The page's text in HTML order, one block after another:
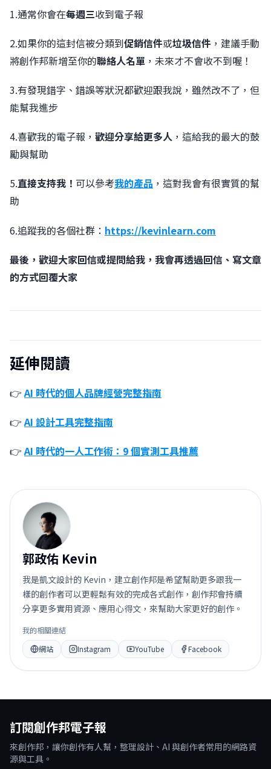
1.通常你會在每週三收到電子報
2.如果你的這封信被分類到促銷信件或垃圾信件 ，建議手動
將創作邦新增至你的聯絡人名單 ，未來才不會收不到喔！
3.有發現錯字、錯誤等狀況都歡迎跟我說，雖然改不了，但
能幫我進步
4.喜歡我的電子報， 歡迎分享給更多人 ，這給我的最大的鼓
勵與幫助
5.直接支持我！ 可以參考我的產品 ，這對我會有很實質的幫
助
6.追蹤我的各個社群： https://kevinlearn.com
最後，歡迎大家回信或提問給我，我會再透過回信、寫文章
的方式回覆大家
延伸閱讀
👉AI 時代的個人品牌經營完整指南
👉AI 設計工具完整指南
👉AI 時代的一人工作術：9 個實測工具推薦
郭
郭政佑 Kevin
我是凱文設計的 Kevin，建立創作邦是希望幫助更多跟我一
樣的創作者可以更輕鬆有效的完成各式創作，創作邦會持續
分享更多實用資源、應用心得文，來幫助大家更好的創作。
我的相關連結
網站
Instagram YouTube Facebook
訂閱創作邦電子報
來創作邦，讓你創作有人幫，整理設計、AI 與創作者常用的網路資
源與工具。